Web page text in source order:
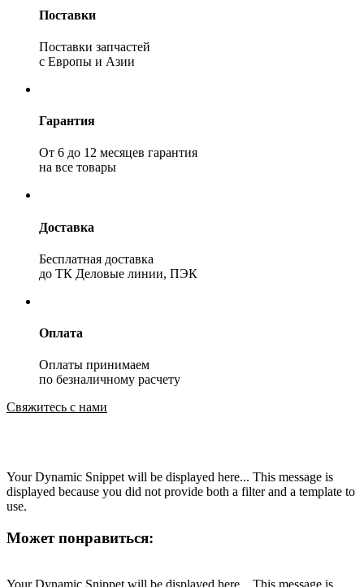
Поставки
Поставки запчастей
с Европы и Азии
Гарантия
От 6 до 12 месяцев гарантия
на все товары
Доставка
Бесплатная доставка
до ТК Деловые линии, ПЭК
Оплата
Оплаты принимаем
по безналичному расчету
Свяжитесь с нами
Your Dynamic Snippet will be displayed here... This message is
displayed because you did not provide both a filter and a template to
use.
Может понравиться:
Your Dynamic Snippet will be displayed here... This message is